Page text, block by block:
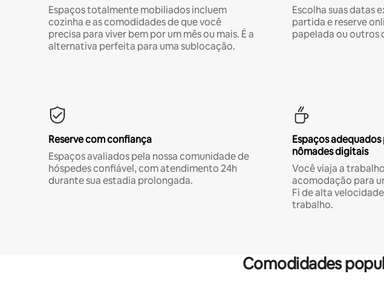
Espaços totalmente mobiliados incluem
cozinha e as comodidades de que você
precisa para viver bem por um mês ou mais. É a
alternativa perfeita para uma sublocação.
Escolha suas datas
partida e reserve
papelada ou outros
Reserve com confiança
Espaços avaliados pela nossa comunidade de
hóspedes confiável, com atendimento 24h
durante sua estadia prolongada.
Espaços
nômades digitais
Você viaja a
acomodação para
Fi de alta
trabalho.
Comodidades